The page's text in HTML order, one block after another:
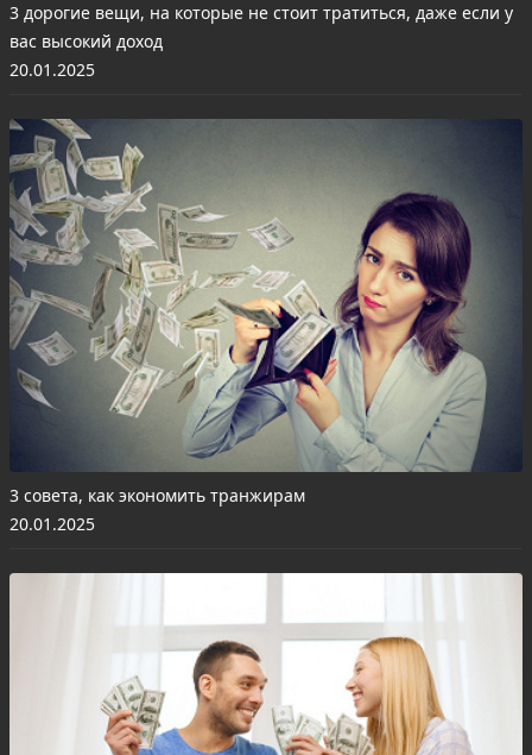
3 дорогие вещи, на которые не стоит тратиться, даже если у
вас высокий доход
20.01.2025
3 совета, как экономить транжирам
20.01.2025